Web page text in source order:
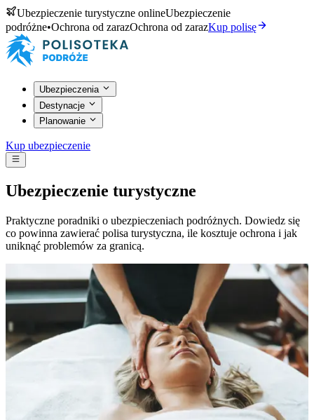
Ubezpieczenie turystyczne onlineUbezpieczenie
podróżne•Ochrona od zarazOchrona od zarazKup polisę
Ubezpieczenia
Destynacje
Planowanie
Kup ubezpieczenie
Ubezpieczenie turystyczne
Praktyczne poradniki o ubezpieczeniach podróżnych. Dowiedz się
co powinna zawierać polisa turystyczna, ile kosztuje ochrona i jak
uniknąć problemów za granicą.